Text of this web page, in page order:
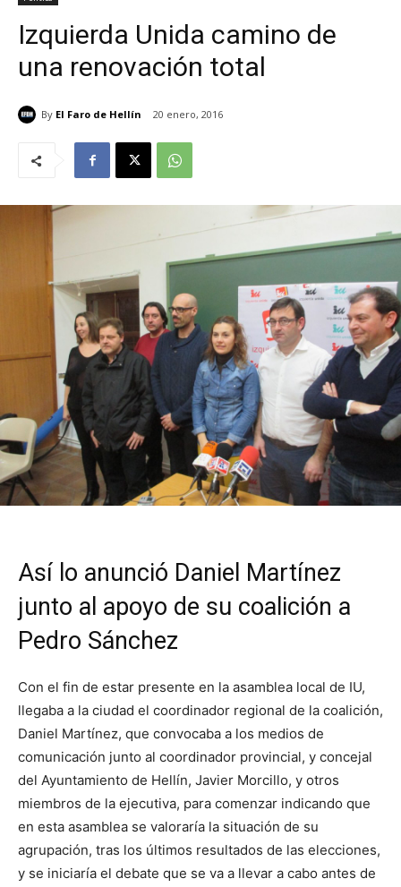
Izquierda Unida camino de
una renovación total
By El Faro de Hellín 20 enero, 2016
Así lo anunció Daniel Martínez
junto al apoyo de su coalición a
Pedro Sánchez
Con el fin de estar presente en la asamblea local de IU,
llegaba a la ciudad el coordinador regional de la coalición,
Daniel Martínez, que convocaba a los medios de
comunicación junto al coordinador provincial, y concejal
del Ayuntamiento de Hellín, Javier Morcillo, y otros
miembros de la ejecutiva, para comenzar indicando que
en esta asamblea se valoraría la situación de su
agrupación, tras los últimos resultados de las elecciones,
y se iniciaría el debate que se va a llevar a cabo antes de